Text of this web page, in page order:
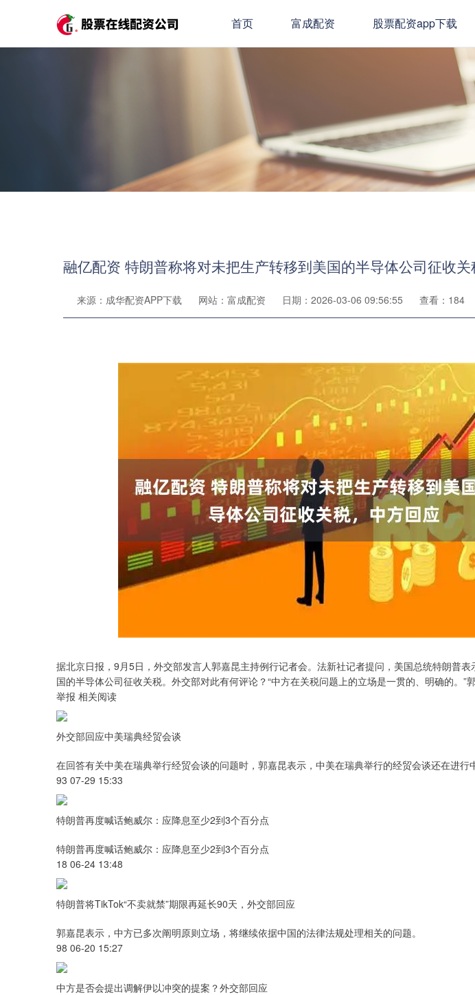
首页 富成配资 股票配资app下载
融亿配资 特朗普称将对未把生产转移到美国的半导体公司征收
来源：成华配资APP下载 网站：富成配资 日期：2026-03-06 09:56:55 查看：184
据北京日报，9月5日，外交部发言人郭嘉昆主持例行记者会。法新社记者提问，美国总统特朗普
国的半导体公司征收关税。外交部对此有何评论？“中方在关税问题上的立场是一贯的、明确的。”郭
举报 相关阅读
外交部回应中美瑞典经贸会谈
在回答有关中美在瑞典举行经贸会谈的问题时，郭嘉昆表示，中美在瑞典举行的经贸会谈还在进行
93 07-29 15:33
特朗普再度喊话鲍威尔：应降息至少2到3个百分点
特朗普再度喊话鲍威尔：应降息至少2到3个百分点
18 06-24 13:48
特朗普将TikTok“不卖就禁”期限再延长90天，外交部回应
郭嘉昆表示，中方已多次阐明原则立场，将继续依据中国的法律法规处理相关的问题。
98 06-20 15:27
中方是否会提出调解伊以冲突的提案？外交部回应